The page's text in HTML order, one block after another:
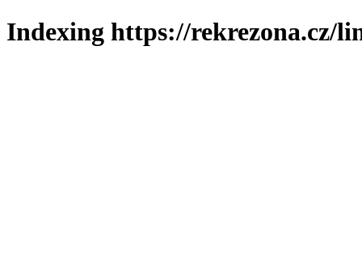
Indexing https://rekrezona.cz/